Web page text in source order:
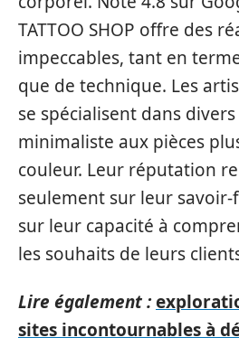
TATTOO SHOP offre des
impeccables, tant en
que de technique. Les
se spécialisent dans
minimaliste aux pièces
couleur. Leur réputation
seulement sur leur savoir-
sur leur capacité à
les souhaits de leurs
Lire également :
sites incontournables à